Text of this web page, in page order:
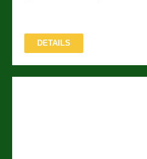
DETAILS